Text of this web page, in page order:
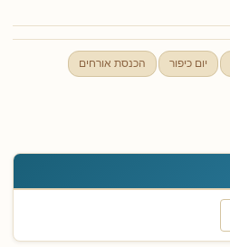
יום כיפור הכנסת אורחים